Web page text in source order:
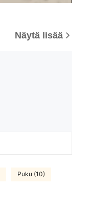
Näytä lisää
Puku (10)